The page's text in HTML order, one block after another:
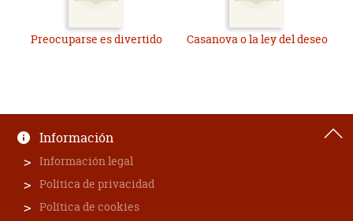
Preocuparse es divertido Casanova o la ley del deseo
Información
Información legal
Política de privacidad
Política de cookies